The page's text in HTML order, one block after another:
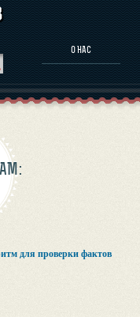
О НАС
ЛИЧНОСТЕЙ
для проверки фактов